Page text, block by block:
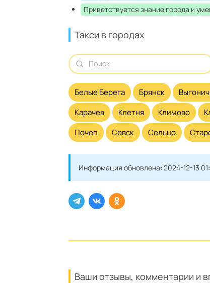
Приветствуется знание города и
Такси в городах
Белые Берега Брянск
Карачев
Клетня Климово
Почеп
Севск Сельцо
Информация обновлена: 2024-12-13
Ваши отзывы, комментарии и